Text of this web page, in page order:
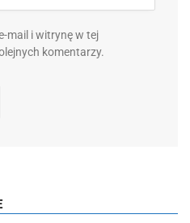
mail i witrynę w tej
komentarzy.